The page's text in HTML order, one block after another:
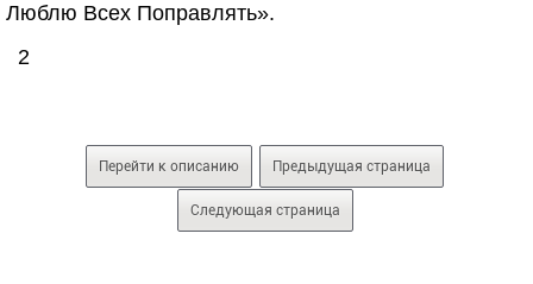
Люблю Всех Поправлять».
2
Перейти к описанию Предыдущая страница
Следующая страница